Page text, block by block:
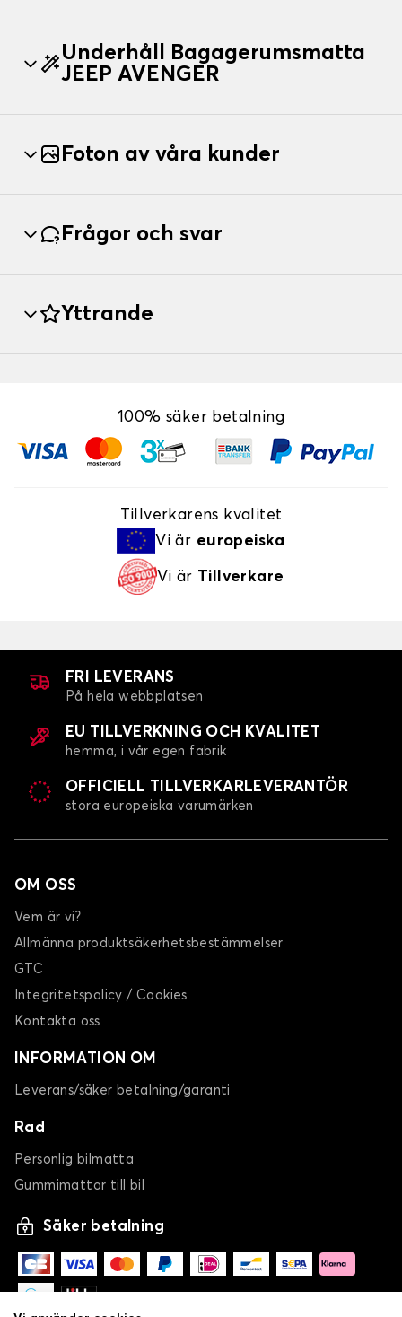
Underhåll Bagagerumsmatta
JEEP AVENGER
Foton av våra kunder
Frågor och svar
Yttrande
100% säker betalning
Tillverkarens kvalitet
Vi är europeiska
Vi är Tillverkare
FRI LEVERANS
På hela webbplatsen
EU TILLVERKNING OCH KVALITET
hemma, i vår egen fabrik
OFFICIELL TILLVERKARLEVERANTÖR
stora europeiska varumärken
OM OSS
Vem är vi?
Allmänna produktsäkerhetsbestämmelser
GTC
Integritetspolicy / Cookies
Kontakta oss
INFORMATION OM
Leverans/säker betalning/garanti
Rad
Personlig bilmatta
Gummimattor till bil
Säker betalning